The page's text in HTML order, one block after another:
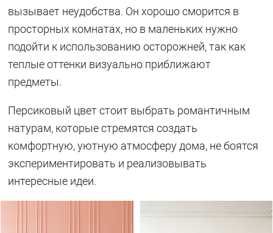
вызывает неудобства. Он хорошо сморится в
просторных комнатах, но в маленьких нужно
подойти к использованию осторожней, так как
теплые оттенки визуально приближают
предметы.
Персиковый цвет стоит выбрать романтичным
натурам, которые стремятся создать
комфортную, уютную атмосферу дома, не боятся
экспериментировать и реализовывать
интересные идеи.